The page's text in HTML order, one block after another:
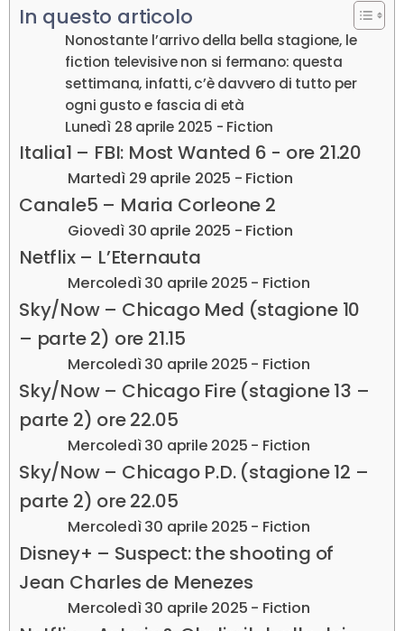
In questo articolo
Nonostante l’arrivo della bella stagione, le
fiction televisive non si fermano: questa
settimana, infatti, c’è davvero di tutto per
ogni gusto e fascia di età
Lunedì 28 aprile 2025 - Fiction
Italia1 – FBI: Most Wanted 6 - ore 21.20
Martedì 29 aprile 2025 - Fiction
Canale5 – Maria Corleone 2
Giovedì 30 aprile 2025 - Fiction
Netflix – L’Eternauta
Mercoledì 30 aprile 2025 - Fiction
Sky/Now – Chicago Med (stagione 10
– parte 2) ore 21.15
Mercoledì 30 aprile 2025 - Fiction
Sky/Now – Chicago Fire (stagione 13 –
parte 2) ore 22.05
Mercoledì 30 aprile 2025 - Fiction
Sky/Now – Chicago P.D. (stagione 12 –
parte 2) ore 22.05
Mercoledì 30 aprile 2025 - Fiction
Disney+ – Suspect: the shooting of
Jean Charles de Menezes
Mercoledì 30 aprile 2025 - Fiction